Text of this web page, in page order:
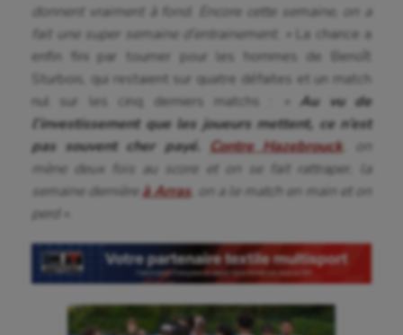
Baseball
Billard
Boules lyonnaises
Canoë-kayak
Cerf Volant
Cheerleading
Course à pied
Crossfit
donnent vraiment à fond. Encore cette semaine, on a
fait une super semaine d’entrainement. »
La chance a
enfin fini par tourner pour les hommes de Benoît
Sturbois, qui restaient sur quatre défaites et un match
nul sur les cinq derniers matchs :
Au vu de
l’investissement que les joueurs mettent, ce n’est
pas souvent cher payé.
Contre Hazebrouck, on
mène deux fois au score et on se fait rattraper, la
semaine dernière à Arras, on a le match en main et on
perd »